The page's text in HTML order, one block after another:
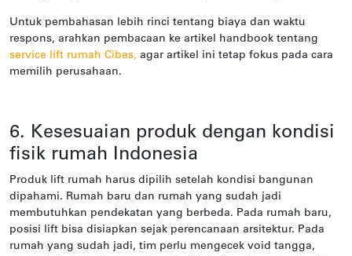
Untuk pembahasan lebih rinci tentang biaya dan waktu
respons, arahkan pembacaan ke artikel handbook tentang
service lift rumah Cibes, agar artikel ini tetap fokus pada cara
memilih perusahaan.
6. Kesesuaian produk dengan kondisi
fisik rumah Indonesia
Produk lift rumah harus dipilih setelah kondisi bangunan
dipahami. Rumah baru dan rumah yang sudah jadi
membutuhkan pendekatan yang berbeda. Pada rumah baru,
posisi lift bisa disiapkan sejak perencanaan arsitektur. Pada
rumah yang sudah jadi, tim perlu mengecek void tangga,